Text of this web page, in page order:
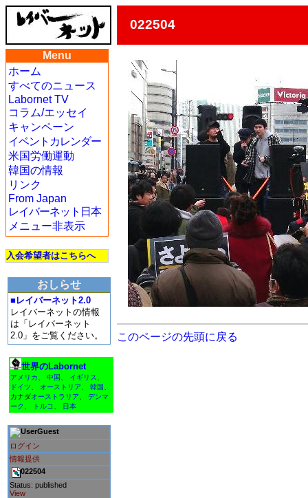
022504
Menu
ホーム
すべてのニュース
Labornet TV
コラム/エッセイ
キャンペーン
イベントカレンダー
米国労働運動
韓国の情報
リンク
From Japan
レイバーネット日本
メニュー非表示
入会希望者はこちらへ
おしらせ
■レイバーネット2.0
レイバーネットの情報
は「レイバーネット
2.0」をご覧ください。
世界のLabornet
アメリカ 中国 イギリス
ドイツ
オーストリア 韓国
カナダオーストラリア
デンマ
ーク
トルコ 日本
Guest
ログイン
情報提供
022504
Status: published
View
このページの先頭に戻る